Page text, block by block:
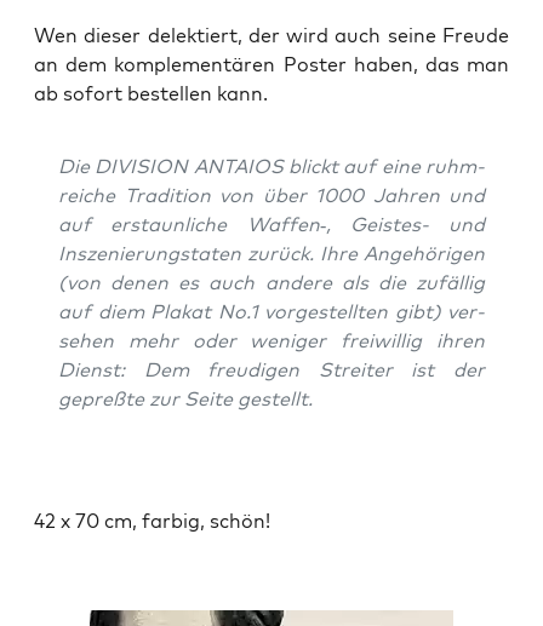
Wen die­ser delek­tiert, der wird auch sei­ne Freu­de
an dem kom­ple­men­tä­ren Pos­ter haben, das man
ab sofort bestel­len kann.
Die DIVISION ANTAIOS blickt auf eine ruhm­
rei­che Tra­di­ti­on von über 1000 Jah­ren und
auf erstaun­li­che Waffen‑, Geis­tes- und
Insze­nie­rungs­ta­ten zurück. Ihre Ange­hö­ri­gen
(von denen es auch ande­re als die zufäl­lig
auf diem Pla­kat No.1 vor­ge­stell­ten gibt) ver­
se­hen mehr oder weni­ger frei­wil­lig ihren
Dienst: Dem freu­di­gen Strei­ter ist der
gepreß­te zur Sei­te gestellt.
42 x 70 cm, far­big, schön!